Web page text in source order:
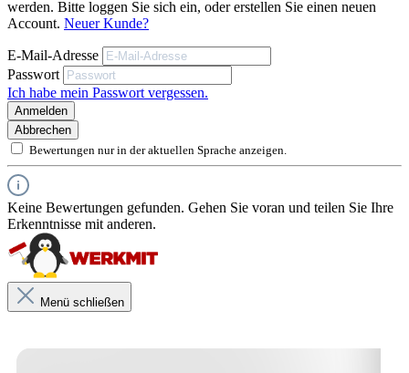
Unsere anwendungstechnischen Empfehlungen dienen der
Unterstützung des Käufers bzw. Verarbeiters.
Sie entbinden nicht davon, unsere Produkte grundsätzlich auf ihre
Eignung für den vorgesehenen Anwendungszweck in eigener
Verantwortung zu prüfen.
sehr wenig Materialverlust
Edelstahlblatt und gerundeten Ecken für gratfreies
Spachteln
Gemeinsam mit Profis für perfekte Ergebnisse
Große Kontaktfläche zwischen Blatt und Untergrund
Für Spachtel- und Putzarbeiten
Unsere anwendungstechnischen Empfehlungen dienen der Unterstützung
für den vorgesehenen Anwendungszweck in eigener Verantwortung zu
werden. Bitte loggen Sie sich ein, oder erstellen Sie einen neuen
Account. Neuer Kunde?
E-Mail-Adresse
Passwort
Ich habe mein Passwort vergessen.
Anmelden
Abbrechen
Bewertungen nur in der aktuellen Sprache anzeigen.
Keine Bewertungen gefunden. Gehen Sie voran und teilen Sie Ihre
Erkenntnisse mit anderen.
Menü schließen